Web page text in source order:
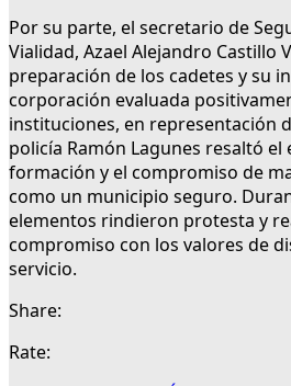
Por su parte, el secretario de
Vialidad, Azael Alejandro Castillo
preparación de los cadetes y su
corporación evaluada
instituciones, en representación
policía Ramón Lagunes resaltó
formación y el compromiso de
como un municipio seguro.
elementos rindieron protesta y
compromiso con los valores de
servicio.
Share:
Rate: